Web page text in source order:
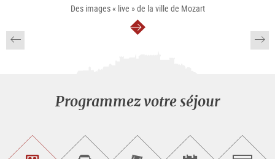
Des images « live » de la ville de Mozart
Continuer
Programmez votre séjour